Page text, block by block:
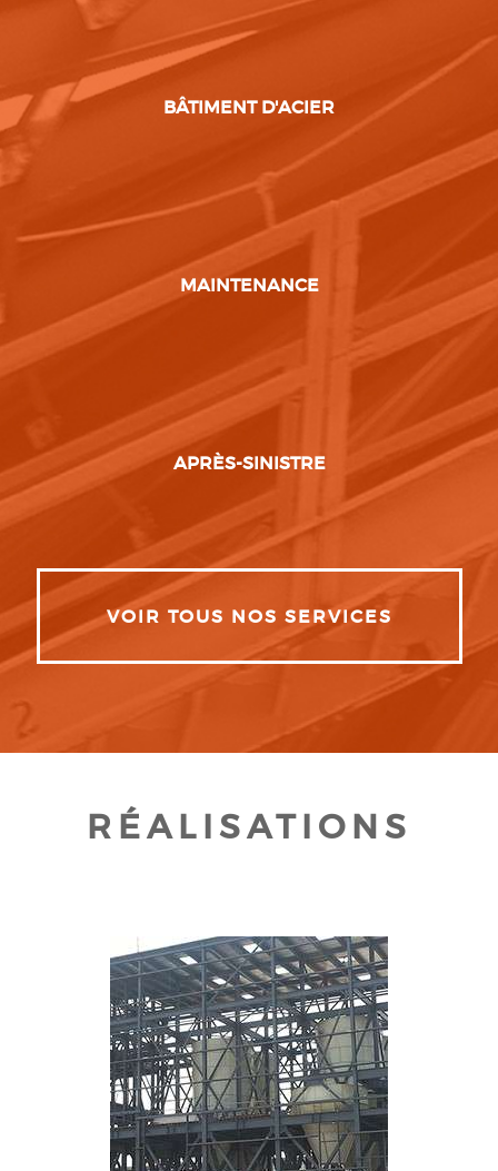
BÂTIMENT D'ACIER
MAINTENANCE
APRÈS-SINISTRE
VOIR TOUS NOS SERVICES
RÉALISATIONS